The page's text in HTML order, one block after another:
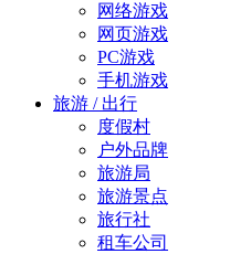
网络游戏
网页游戏
PC游戏
手机游戏
旅游 / 出行
度假村
户外品牌
旅游局
旅游景点
旅行社
租车公司